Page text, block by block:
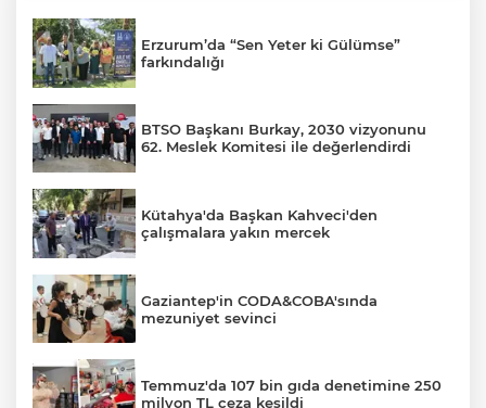
Erzurum’da “Sen Yeter ki Gülümse”
farkındalığı
BTSO Başkanı Burkay, 2030 vizyonunu
62. Meslek Komitesi ile değerlendirdi
Kütahya'da Başkan Kahveci'den
çalışmalara yakın mercek
Gaziantep'in CODA&COBA'sında
mezuniyet sevinci
Temmuz'da 107 bin gıda denetimine 250
milyon TL ceza kesildi